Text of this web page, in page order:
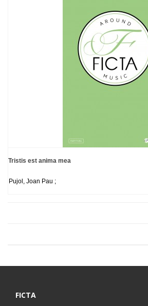
Tristis est anima mea
Pujol, Joan Pau ;
FICTA